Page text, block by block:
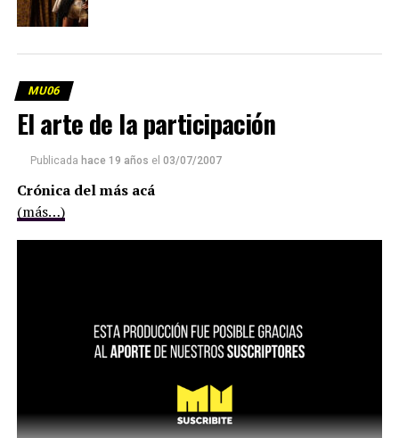
MU06
El arte de la participación
Publicada hace 19 años el 03/07/2007
Crónica del más acá
(más…)